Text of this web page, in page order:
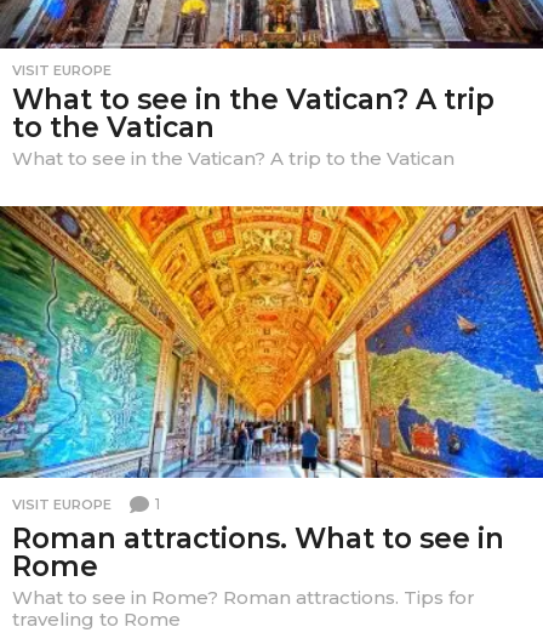
VISIT EUROPE
What to see in the Vatican? A trip
to the Vatican
What to see in the Vatican? A trip to the Vatican
VISIT EUROPE 1
Roman attractions. What to see in
Rome
What to see in Rome? Roman attractions. Tips for
traveling to Rome